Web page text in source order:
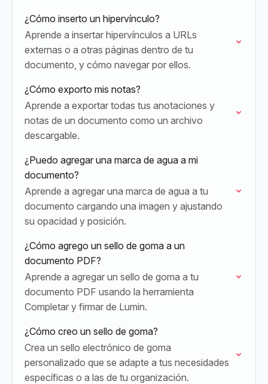
¿Cómo inserto un hipervínculo?
Aprende a insertar hipervínculos a URLs
externas o a otras páginas dentro de tu
documento, y cómo navegar por ellos.
¿Cómo exporto mis notas?
Aprende a exportar todas tus anotaciones y
notas de un documento como un archivo
descargable.
¿Puedo agregar una marca de agua a mi
documento?
Aprende a agregar una marca de agua a tu
documento cargando una imagen y ajustando
su opacidad y posición.
¿Cómo agrego un sello de goma a un
documento PDF?
Aprende a agregar un sello de goma a tu
documento PDF usando la herramienta
Completar y firmar de Lumin.
¿Cómo creo un sello de goma?
Crea un sello electrónico de goma
personalizado que se adapte a tus necesidades
específicas o a las de tu organización.